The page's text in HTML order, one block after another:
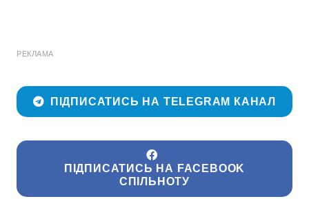
РЕКЛАМА
ПІДПИСАТИСЬ НА TELEGRAM КАНАЛ
ПІДПИСАТИСЬ НА FACEBOOK
СПІЛЬНОТУ